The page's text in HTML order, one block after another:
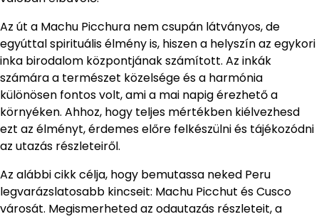
Az út a Machu Picchura nem csupán látványos, de
egyúttal spirituális élmény is, hiszen a helyszín az egykori
inka birodalom központjának számított. Az inkák
számára a természet közelsége és a harmónia
különösen fontos volt, ami a mai napig érezhető a
környéken. Ahhoz, hogy teljes mértékben kiélvezhesd
ezt az élményt, érdemes előre felkészülni és tájékozódni
az utazás részleteiről.
Az alábbi cikk célja, hogy bemutassa neked Peru
legvarázslatosabb kincseit: Machu Picchut és Cusco
városát. Megismerheted az odautazás részleteit, a